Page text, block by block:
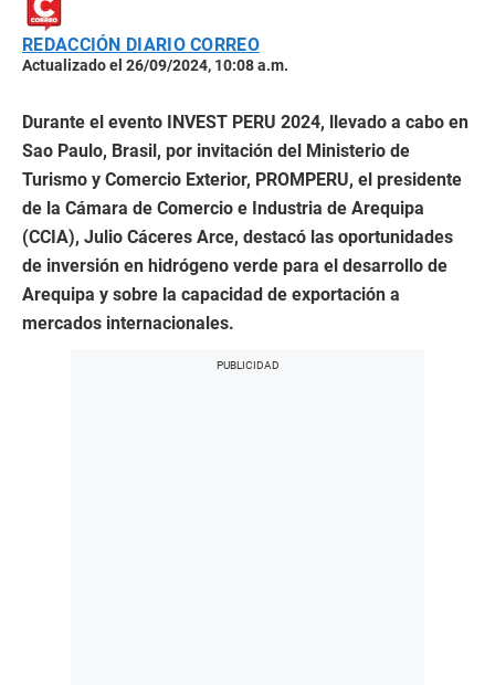
REDACCIÓN DIARIO CORREO
Actualizado el 26/09/2024, 10:08 a.m.
Durante el evento INVEST PERU 2024, llevado a cabo en
Sao Paulo, Brasil, por invitación del Ministerio de
Turismo y Comercio Exterior, PROMPERU, el presidente
de la Cámara de Comercio e Industria de Arequipa
(CCIA), Julio Cáceres Arce, destacó las oportunidades
de inversión en hidrógeno verde para el desarrollo de
Arequipa y sobre la capacidad de exportación a
mercados internacionales.